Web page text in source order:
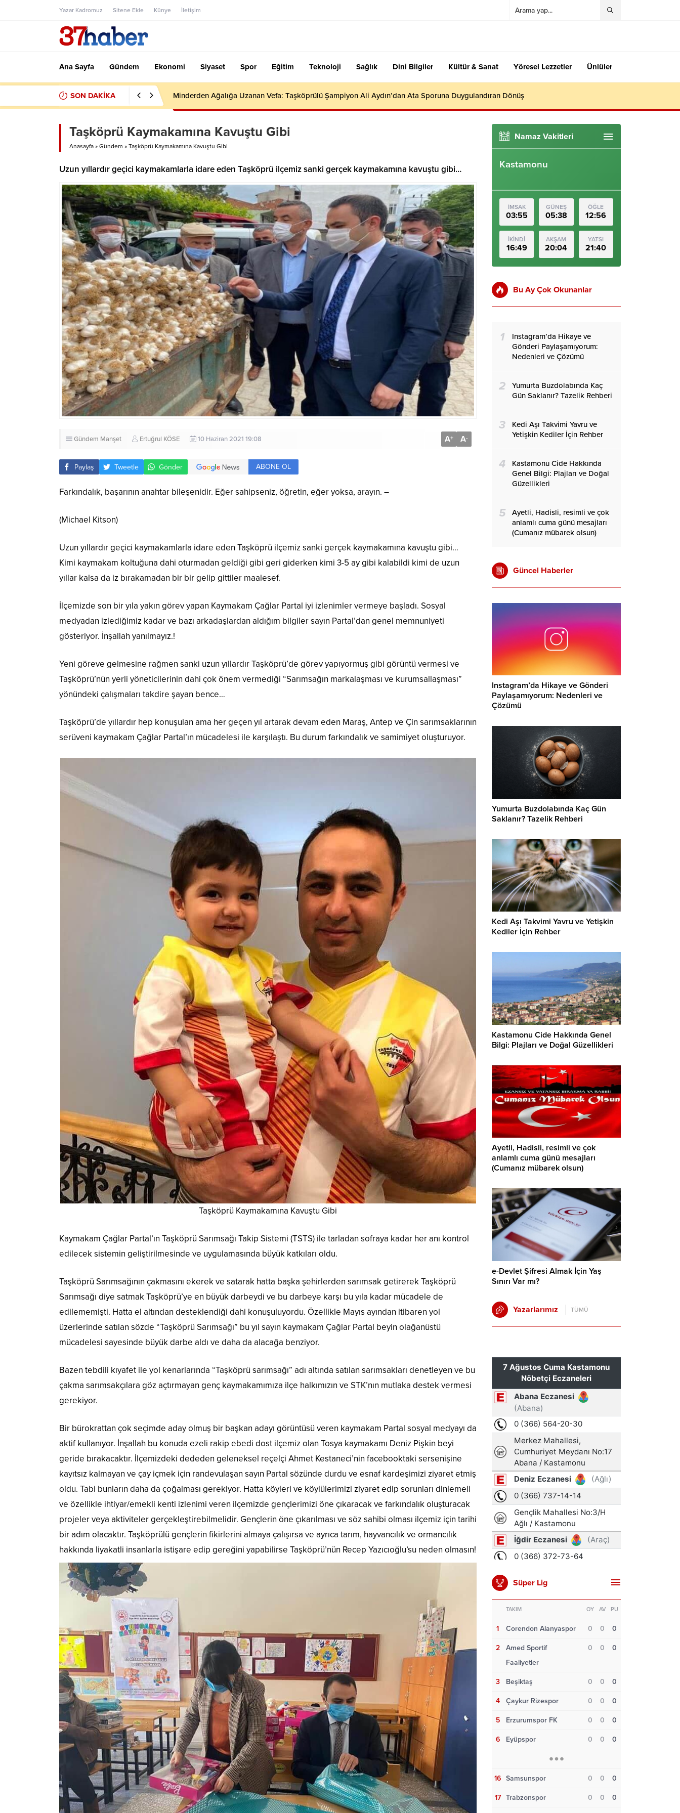
Yazar Kadromuz Sitene Ekle Künye İletişim
Ana Sayfa Gündem Ekonomi Siyaset Spor Eğitim Teknoloji Sağlık Dini Bilgiler Kültür & Sanat Yöresel Lezzetler Ünlüler
SON DAKİKA Minderden Ağalığa Uzanan Vefa: Taşköprülü Şampiyon Ali Aydın’dan Ata Sporuna Duygulandıran Dönüş
Taşköprü Kaymakamına Kavuştu Gibi
Anasayfa » Gündem » Taşköprü Kaymakamına Kavuştu Gibi
Uzun yıllardır geçici kaymakamlarla idare eden Taşköprü ilçemiz sanki gerçek kaymakamına kavuştu gibi…
Gündem Manşet Ertuğrul KÖSE 10 Haziran 2021 19:08 A+ A-
Paylaş Tweetle Gönder ABONE OL
Farkındalık, başarının anahtar bileşenidir. Eğer sahipseniz, öğretin, eğer yoksa, arayın. –
(Michael Kitson)
Uzun yıllardır geçici kaymakamlarla idare eden Taşköprü ilçemiz sanki gerçek kaymakamına kavuştu gibi…
Kimi kaymakam koltuğuna dahi oturmadan geldiği gibi geri giderken kimi 3-5 ay gibi kalabildi kimi de uzun
yıllar kalsa da iz bırakamadan bir bir gelip gittiler maalesef.
İlçemizde son bir yıla yakın görev yapan Kaymakam Çağlar Partal iyi izlenimler vermeye başladı. Sosyal
medyadan izlediğimiz kadar ve bazı arkadaşlardan aldığım bilgiler sayın Partal’dan genel memnuniyeti
gösteriyor. İnşallah yanılmayız.!
Yeni göreve gelmesine rağmen sanki uzun yıllardır Taşköprü’de görev yapıyormuş gibi görüntü vermesi ve
Taşköprü’nün yerli yöneticilerinin dahi çok önem vermediği “Sarımsağın markalaşması ve kurumsallaşması”
yönündeki çalışmaları takdire şayan bence…
Taşköprü’de yıllardır hep konuşulan ama her geçen yıl artarak devam eden Maraş, Antep ve Çin sarımsaklarının
serüveni kaymakam Çağlar Partal’ın mücadelesi ile karşılaştı. Bu durum farkındalık ve samimiyet oluşturuyor.
Taşköprü Kaymakamına Kavuştu Gibi
Kaymakam Çağlar Partal’ın Taşköprü Sarımsağı Takip Sistemi (TSTS) ile tarladan sofraya kadar her anı kontrol
edilecek sistemin geliştirilmesinde ve uygulamasında büyük katkıları oldu.
Taşköprü Sarımsağının çakmasını ekerek ve satarak hatta başka şehirlerden sarımsak getirerek Taşköprü
Sarımsağı diye satmak Taşköprü’ye en büyük darbeydi ve bu darbeye karşı bu yıla kadar mücadele de
edilememişti. Hatta el altından desteklendiği dahi konuşuluyordu. Özellikle Mayıs ayından itibaren yol
üzerlerinde satılan sözde “Taşköprü Sarımsağı” bu yıl sayın kaymakam Çağlar Partal beyin olağanüstü
mücadelesi sayesinde büyük darbe aldı ve daha da alacağa benziyor.
Bazen tebdili kıyafet ile yol kenarlarında “Taşköprü sarımsağı” adı altında satılan sarımsakları denetleyen ve bu
çakma sarımsakçılara göz açtırmayan genç kaymakamımıza ilçe halkımızın ve STK’nın mutlaka destek vermesi
gerekiyor.
Bir bürokrattan çok seçimde aday olmuş bir başkan adayı görüntüsü veren kaymakam Partal sosyal medyayı da
aktif kullanıyor. İnşallah bu konuda ezeli rakip ebedi dost ilçemiz olan Tosya kaymakamı Deniz Pişkin beyi
geride bırakacaktır. İlçemizdeki dededen geleneksel reçelçi Ahmet Kestaneci’nin facebooktaki sersenişine
kayıtsız kalmayan ve çay içmek için randevulaşan sayın Partal sözünde durdu ve esnaf kardeşimizi ziyaret etmiş
oldu. Tabi bunların daha da çoğalması gerekiyor. Hatta köyleri ve köylülerimizi ziyaret edip sorunları dinlemeli
ve özellikle ihtiyar/emekli kenti izlenimi veren ilçemizde gençlerimizi öne çıkaracak ve farkındalık oluşturacak
projeler veya aktiviteler gerçekleştirebilmelidir. Gençlerin öne çıkarılması ve söz sahibi olması ilçemiz için tarihi
bir adım olacaktır. Taşköprülü gençlerin fikirlerini almaya çalışırsa ve ayrıca tarım, hayvancılık ve ormancılık
hakkında liyakatli insanlarla istişare edip gereğini yapabilirse Taşköprü’nün Recep Yazıcıoğlu’su neden olmasın!
Namaz Vakitleri
Kastamonu
İMSAK
03:55
GÜNEŞ
05:38
ÖĞLE
12:56
İKİNDİ
16:49
AKŞAM
20:04
YATSI
21:40
Bu Ay Çok Okunanlar
1
Instagram’da Hikaye ve
Gönderi Paylaşamıyorum:
Nedenleri ve Çözümü
2
Yumurta Buzdolabında Kaç
Gün Saklanır? Tazelik Rehberi
3
Kedi Aşı Takvimi Yavru ve
Yetişkin Kediler İçin Rehber
4
Kastamonu Cide Hakkında
Genel Bilgi: Plajları ve Doğal
Güzellikleri
5
Ayetli, Hadisli, resimli ve çok
anlamlı cuma günü mesajları
(Cumanız mübarek olsun)
Güncel Haberler
Instagram’da Hikaye ve Gönderi
Paylaşamıyorum: Nedenleri ve
Çözümü
Yumurta Buzdolabında Kaç Gün
Saklanır? Tazelik Rehberi
Kedi Aşı Takvimi Yavru ve Yetişkin
Kediler İçin Rehber
Kastamonu Cide Hakkında Genel
Bilgi: Plajları ve Doğal Güzellikleri
Ayetli, Hadisli, resimli ve çok
anlamlı cuma günü mesajları
(Cumanız mübarek olsun)
e-Devlet Şifresi Almak İçin Yaş
Sınırı Var mı?
Yazarlarımız TÜMÜ
Süper Lig
TAKIM OY AV PU
1 Corendon Alanyaspor 0 0 0
2
Amed Sportif
Faaliyetler
0 0 0
3 Beşiktaş 0 0 0
4 Çaykur Rizespor 0 0 0
5 Erzurumspor FK 0 0 0
6 Eyüpspor 0 0 0
16 Samsunspor 0 0 0
17 Trabzonspor 0 0 0